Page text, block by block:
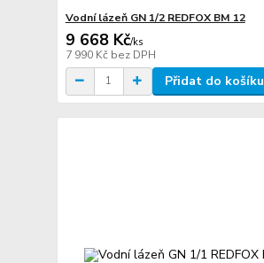
Vodní lázeň GN 1/2 REDFOX BM 12
9 668 Kč/ks
7 990 Kč bez DPH
Přidat do košíku